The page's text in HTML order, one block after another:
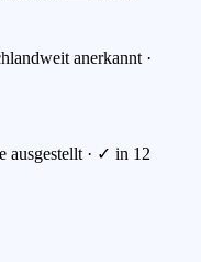
anerkannt ·
ausgestellt · ✓ in 12